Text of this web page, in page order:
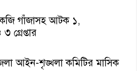
গাঁজাসহ আটক ১,
গ্রেপ্তার
আইন-শৃঙ্খলা কমিটির মাসিক